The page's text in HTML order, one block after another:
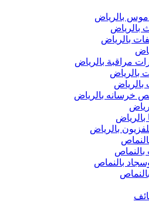
بالرياض
بالرياض
بالرياض
مراقبة بالرياض
بالرياض
خرسانه بالرياض
بالرياض
بالنماص